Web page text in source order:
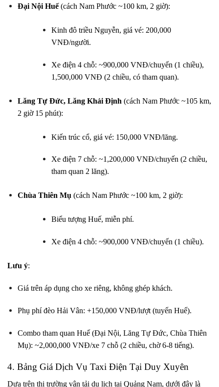
Đại Nội Huế(cách Nam Phước ~100 km, 2 giờ):
Kinh đô triều Nguyễn, giá vé: 200,000
VNĐ/người.
Xe điện 4 chỗ: ~900,000 VNĐ/chuyến (1 chiều),
1,500,000 VNĐ (2 chiều, có tham quan).
Lăng Tự Đức, Lăng Khải Định (cách Nam Phước ~105 km,
2 giờ 15 phút):
Kiến trúc cổ, giá vé: 150,000 VNĐ/lăng.
Xe điện 7 chỗ: ~1,200,000 VNĐ/chuyến (2 chiều,
tham quan 2 lăng).
Chùa Thiên Mụ(cách Nam Phước ~100 km, 2 giờ):
Biểu tượng Huế, miễn phí.
Xe điện 4 chỗ: ~900,000 VNĐ/chuyến (1 chiều).
Lưu ý:
Giá trên áp dụng cho xe riêng, không ghép khách.
Phụ phí đèo Hải Vân: +150,000 VNĐ/lượt (tuyến Huế).
Combo tham quan Huế (Đại Nội, Lăng Tự Đức, Chùa Thiên
Mụ): ~2,000,000 VNĐ/xe 7 chỗ (2 chiều, chờ 6-8 tiếng).
4. Bảng Giá Dịch Vụ Taxi Điện Tại Duy Xuyên
Dựa trên thị trường vận tải du lịch tại Quảng Nam, dưới đây là